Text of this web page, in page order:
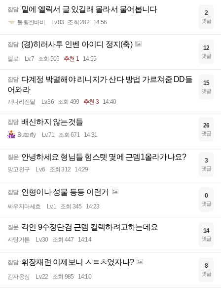
잡담 밑에 엘릭서 글 있길래 몰라서 물어봅니다
불량한바비 Lv.83 조회 282 14:56
2
댓글
잡담 (경)히러사투 인벤 아이디 정지(축)
델로 Lv.7 조회 505 추천 1 14:55
12
댓글
잡담 다계정 박멸해야 리니지가 산다 방법 가르쳐줌 DD들
어와라
개나리진달 Lv.36 조회 499 추천 3 14:40
15
댓글
잡담 배신하지 않는것들
Butterfly Lv.71 조회 671 14:31
26
댓글
질문 안녕하세요 형님들 힘스텟 몇에 근뎀1올라가나요?
망고친구 Lv.6 조회 312 14:29
3
댓글
잡담 인형이나 성물 등등 이런거
싸우지마세효 Lv.1 조회 345 14:23
0
댓글
질문 각인 9수정단검 근뎀 컬렉하려고하는데요
사탕가튼 Lv.30 조회 447 14:14
14
댓글
잡담 휘장재련 이제보니 ㅅㅌㅊ였자나?
감자옹심 Lv.22 조회 985 14:10
8
댓글